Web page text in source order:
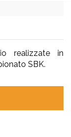
realizzate in
SBK.